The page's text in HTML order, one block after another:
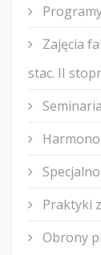
Zajęcia
stac. II
Praktyki
Obrony